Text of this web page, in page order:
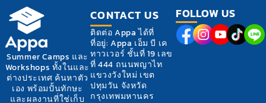
Summer Camps และ
Workshops ทั้งในและ
ต่างประเทศ ค้นหาตัว
เอง พร้อมปั้นทักษะ
และผลงานที่ใช่เก็บ
CONTACT US
ติดต่อ Appa ได้ที่
ที่อยู่: Appa เอ็ม บี เค
ทาวเวอร์ ชั้นที่ 19 เลข
ที่ 444 ถนนพญาไท
แขวงวังใหม่ เขต
ปทุมวัน จังหวัด
กรุงเทพมหานคร
FOLLOW US